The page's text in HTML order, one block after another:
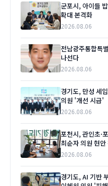
군포시, 아이들
확대 본격화
2026.08.06
전남광주통합특
나선다
2026.08.06
경기도, 만성 세
의원 '개선 시급'
2026.08.06
포천시, 관인초·
최순자 의원 현안
2026.08.06
경기도, AI 기반